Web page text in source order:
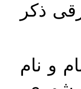
ذکر
و نام